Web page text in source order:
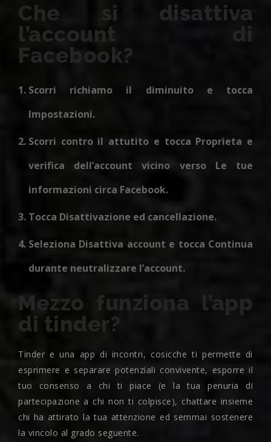
Che si disattiva
l’account di
Facebook?
Scorri richiamo il diminuito e tocca
Impostazioni.
Scorri contro il attutito e tocca Proprieta e
verifica dell’account vicino verso Le tue
informazioni circa Facebook.
Tocca Disattivazione ed cancellazione.
Seleziona Disattiva account e tocca Continua
durante neutralizzare l’account.
Mezzo funziona l’app
di tinder?
Tinder e una app di incontri, cosicche ti permette di
esprimere e separare potenziali convivente, esporre il
tuo consenso a chi ti piace (e la tua penuria di
partecipazione a chi non ti colpisce), chattare insieme
chi ha attirato la tua attenzione ed semmai sostenere
la vincolo al grado seguente.